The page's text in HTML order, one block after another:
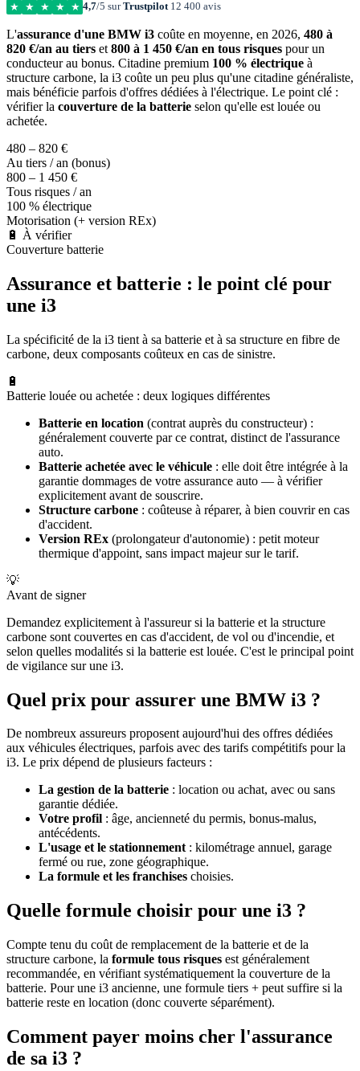
★ ★ ★ ★ ★ 4,7/5 surTrustpilot12 400 avis
L'assurance d'une BMW i3 coûte en moyenne, en 2026, 480 à
820 €/an au tiers et 800 à 1 450 €/an en tous risques pour un
conducteur au bonus. Citadine premium 100 % électrique à
structure carbone, la i3 coûte un peu plus qu'une citadine généraliste,
mais bénéficie parfois d'offres dédiées à l'électrique. Le point clé :
vérifier la couverture de la batterie selon qu'elle est louée ou
achetée.
480 – 820 €
Au tiers / an (bonus)
800 – 1 450 €
Tous risques / an
100 % électrique
Motorisation (+ version REx)
🔋 À vérifier
Couverture batterie
Assurance et batterie : le point clé pour
une i3
La spécificité de la i3 tient à sa batterie et à sa structure en fibre de
carbone, deux composants coûteux en cas de sinistre.
🔋
Batterie louée ou achetée : deux logiques différentes
Batterie en location (contrat auprès du constructeur) :
généralement couverte par ce contrat, distinct de l'assurance
auto.
Batterie achetée avec le véhicule : elle doit être intégrée à la
garantie dommages de votre assurance auto — à vérifier
explicitement avant de souscrire.
Structure carbone : coûteuse à réparer, à bien couvrir en cas
d'accident.
Version REx (prolongateur d'autonomie) : petit moteur
thermique d'appoint, sans impact majeur sur le tarif.
💡
Avant de signer
Demandez explicitement à l'assureur si la batterie et la structure
carbone sont couvertes en cas d'accident, de vol ou d'incendie, et
selon quelles modalités si la batterie est louée. C'est le principal point
de vigilance sur une i3.
Quel prix pour assurer une BMW i3 ?
De nombreux assureurs proposent aujourd'hui des offres dédiées
aux véhicules électriques, parfois avec des tarifs compétitifs pour la
i3. Le prix dépend de plusieurs facteurs :
La gestion de la batterie : location ou achat, avec ou sans
garantie dédiée.
Votre profil : âge, ancienneté du permis, bonus-malus,
antécédents.
L'usage et le stationnement: kilométrage annuel, garage
fermé ou rue, zone géographique.
La formule et les franchises choisies.
Quelle formule choisir pour une i3 ?
Compte tenu du coût de remplacement de la batterie et de la
structure carbone, la formule tous risques est généralement
recommandée, en vérifiant systématiquement la couverture de la
batterie. Pour une i3 ancienne, une formule tiers + peut suffire si la
batterie reste en location (donc couverte séparément).
Comment payer moins cher l'assurance
de sa i3 ?